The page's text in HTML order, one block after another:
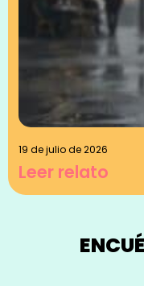
19 de julio de 2026
Leer relato